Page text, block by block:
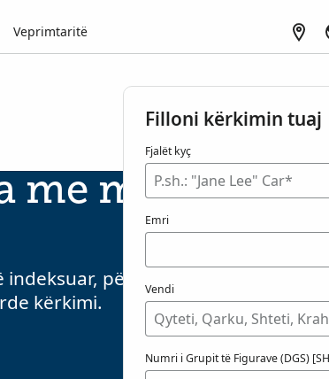
Veprimtaritë
me mjetin
për të zbuluar emra,
kërkimi.
Filloni kërkimin tuaj
Fjalët kyç
Emri
Vendi
Numri i Grupit të Figurave (DGS)